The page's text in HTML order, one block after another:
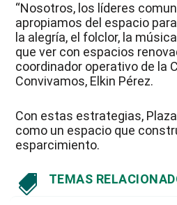
“Nosotros, los líderes
apropiamos del espacio
la alegría, el folclor, la
que ver con espacios
coordinador operativo de la
Convivamos, Elkin Pérez.
Con estas estrategias,
como un espacio que
esparcimiento.
 TEMAS